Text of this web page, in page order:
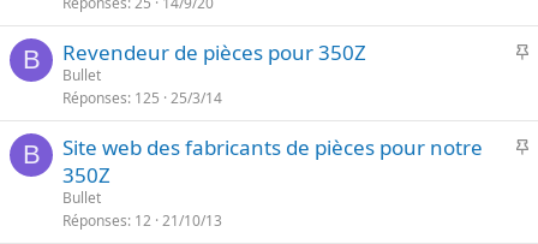
r
t
t
e
B
I
o
r
Revendeur de pièces pour 350Z
Bullet
Réponses 125 25/3/14
B
I
Site web des fabricants de pièces pour notre
350Z
Bullet
Réponses 12 21/10/13